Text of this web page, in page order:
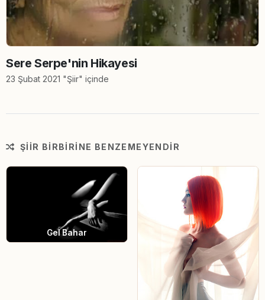
Sere Serpe'nin Hikayesi
23 Şubat 2021 "Şiir" içinde
ŞIIR BIRBIRINE BENZEMEYENDIR
Gel Bahar